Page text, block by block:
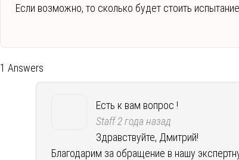
Если возможно, то сколько будет стоить
1 Answers
Есть к вам вопрос !
Staff2 года назад
Здравствуйте, Дмитрий!
Благодарим за обращение в нашу